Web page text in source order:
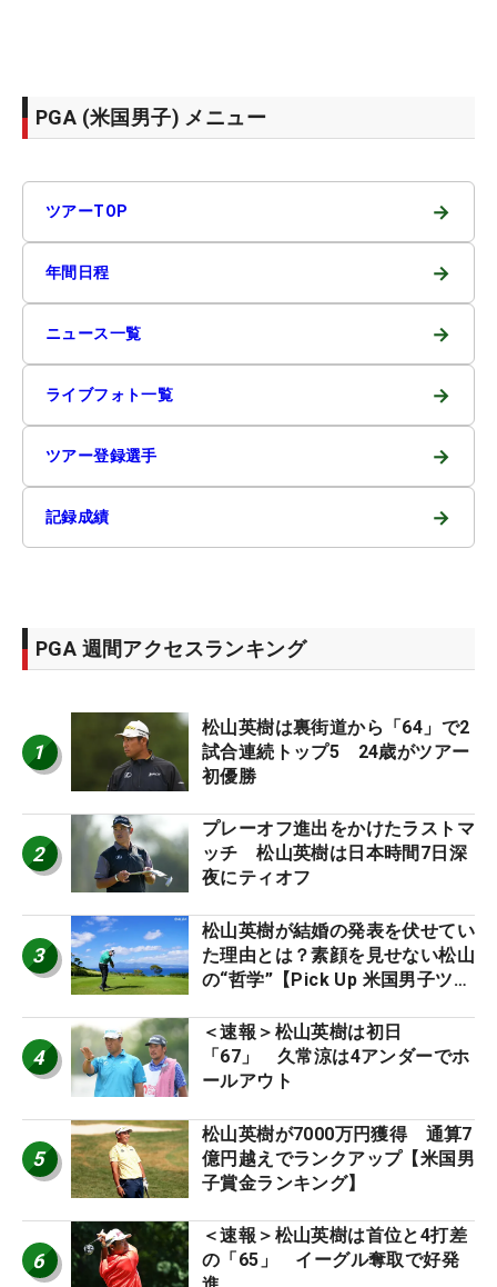
PGA (米国男子) メニュー
ツアーTOP →
年間日程 →
ニュース一覧 →
ライブフォト一覧 →
ツアー登録選手 →
記録成績 →
PGA 週間アクセスランキング
1
松山英樹は裏街道から「64」で2
試合連続トップ5 24歳がツアー
初優勝
2
プレーオフ進出をかけたラストマ
ッチ 松山英樹は日本時間7日深
夜にティオフ
3
松山英樹が結婚の発表を伏せてい
た理由とは？素顔を見せない松山
の“哲学”【Pick Up 米国男子ツア
4
＜速報＞松山英樹は初日
「67」 久常涼は4アンダーでホ
ールアウト
5
松山英樹が7000万円獲得 通算7
億円越えでランクアップ【米国男
子賞金ランキング】
6
＜速報＞松山英樹は首位と4打差
の「65」 イーグル奪取で好発